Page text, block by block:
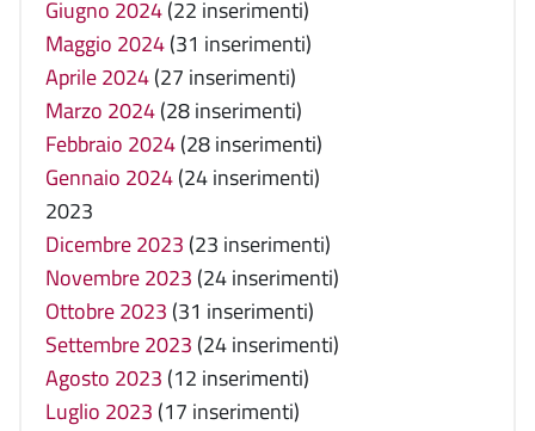
Giugno 2024(22 inserimenti)
Maggio 2024(31 inserimenti)
Aprile 2024(27 inserimenti)
Marzo 2024(28 inserimenti)
Febbraio 2024(28 inserimenti)
Gennaio 2024(24 inserimenti)
2023
Dicembre 2023 (23 inserimenti)
Novembre 2023 (24 inserimenti)
Ottobre 2023 (31 inserimenti)
Settembre 2023 (24 inserimenti)
Agosto 2023 (12 inserimenti)
Luglio 2023 (17 inserimenti)